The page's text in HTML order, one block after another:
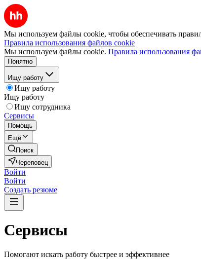
Мы используем файлы cookie, чтобы обеспечивать
Правила использования файлов cookie
Мы используем файлы cookie. Правила использования
Понятно
Ищу работу
Ищу работу
Ищу работу
Ищу сотрудника
Сервисы
Помощь
Ещё
Поиск
Череповец
Войти
Войти
Создать резюме
Сервисы
Помогают искать работу быстрее и эффективнее